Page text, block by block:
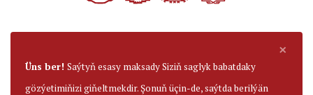
×
Üns ber! Saýtyň esasy maksady Siziň saglyk babatdaky
gözýetimiňizi giňeltmekdir. Şonuň üçin-de, saýtda berilýän